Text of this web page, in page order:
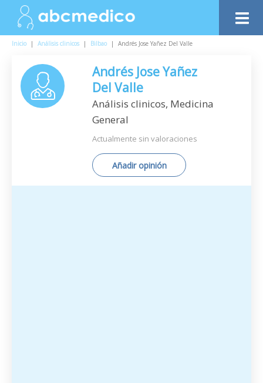
Inicio | Análisis clinicos | Bilbao | Andrés Jose Yañez Del Valle
Andrés Jose Yañez
Del Valle
Análisis clinicos, Medicina
General
Actualmente sin valoraciones
Añadir opinión